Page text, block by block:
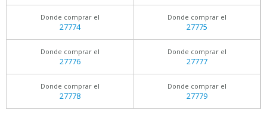
Donde comprar el
27774
Donde comprar el
27775
Donde comprar el
27776
Donde comprar el
27777
Donde comprar el
27778
Donde comprar el
27779